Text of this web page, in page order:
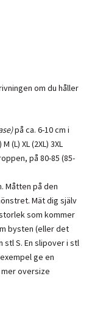
om du håller
på ca. 6-10 cm i
(L) XL (2XL) 3XL
på 80-85 (85-
Måtten på den
Mät dig själv
som kommer
bysten (eller det
S. En slipover i stl
ge en
mer oversize